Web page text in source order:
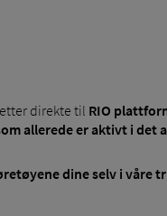
direkte til RIO
allerede er aktivt i det
dine selvi våre